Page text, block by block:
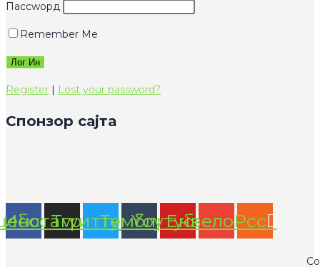
Пассwорд
Remember Me
Register Lost your password?
Спонзор сајта
Инстаграм
ТwиттерТумблр
Yоутубе
Енвелопе
Рсс